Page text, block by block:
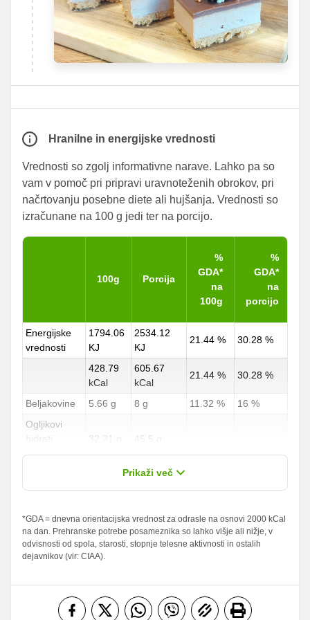
Hranilne in energijske vrednosti
Vrednosti so zgolj informativne narave. Lahko pa so
vam v pomoč pri pripravi uravnoteženih obrokov, pri
načrtovanju posebne diete ali hujšanja. Vrednosti so
izračunane na 100 g jedi ter na porcijo.
100g Porcija
%
GDA*
na
100g
%
GDA*
na
porcijo
Energijske
vrednosti
1794.06
KJ
2534.12
KJ
21.44 % 30.28 %
428.79
kCal
605.67
kCal
21.44 % 30.28 %
Beljakovine 5.66 g 8 g 11.32 %
16 %
Ogljikovi
hidrati
32.21 g 45.5 g
26.25 g
11.93 % 16.85 %
od teh
nasičene
maščobne
30.56 g
17.76 g
43.17 g 43.66 % 61.67 %
2.24 g 3.17 g 8.96 %
12.68 %
Folna kislina
12.09 g
17.08 g
Prikaži več
*GDA = dnevna orientacijska vrednost za odrasle na osnovi 2000 kCal
na dan. Prehranske potrebe posameznika so lahko višje ali nižje, v
odvisnosti od spola, starosti, stopnje telesne aktivnosti in ostalih
dejavnikov (vir: CIAA).